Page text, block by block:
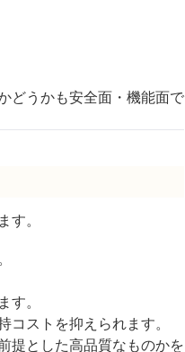
どうかも安全面・機能面で
。
。
ストを抑えられます。
提とした高品質なものかを